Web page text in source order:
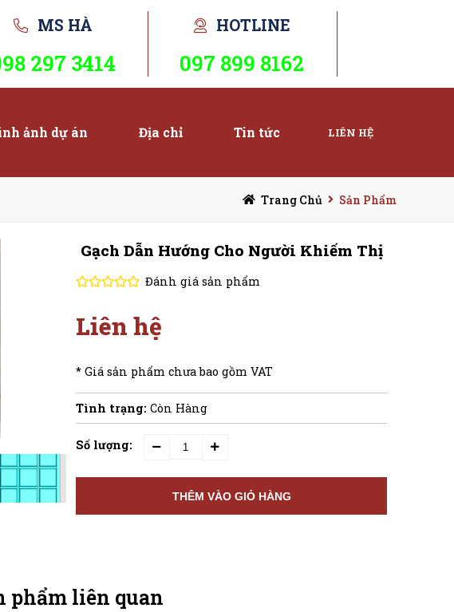
MS HÀ
297 3414
HOTLINE
097 899 8162
ảnh dự án Địa chỉ Tin tức LIÊN HỆ
Trang Chủ Sản Phẩm
Gạch Dẫn Hướng Cho Người Khiếm Thị
Đánh giá sản phẩm
Liên hệ
* Giá sản phẩm chưa bao gồm VAT
Tình trạng: Còn Hàng
Số lượng:
THÊM VÀO GIỎ HÀNG
phẩm liên quan